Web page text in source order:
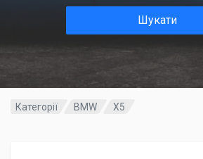
Шукати
Категорії BMW X5